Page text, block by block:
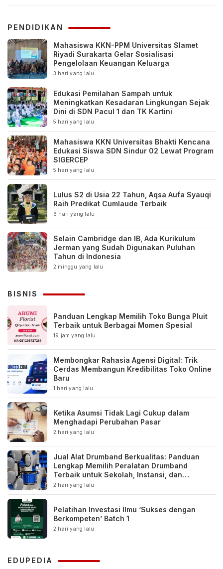
PENDIDIKAN
Mahasiswa KKN-PPM Universitas Slamet
Riyadi Surakarta Gelar Sosialisasi
Pengelolaan Keuangan Keluarga
3 hari yang lalu
Edukasi Pemilahan Sampah untuk
Meningkatkan Kesadaran Lingkungan Sejak
Dini di SDN Pacul 1 dan TK Kartini
5 hari yang lalu
Mahasiswa KKN Universitas Bhakti Kencana
Edukasi Siswa SDN Sindur 02 Lewat Program
SIGERCEP
5 hari yang lalu
Lulus S2 di Usia 22 Tahun, Aqsa Aufa Syauqi
Raih Predikat Cumlaude Terbaik
6 hari yang lalu
Selain Cambridge dan IB, Ada Kurikulum
Jerman yang Sudah Digunakan Puluhan
Tahun di Indonesia
2 minggu yang lalu
BISNIS
Panduan Lengkap Memilih Toko Bunga Pluit
Terbaik untuk Berbagai Momen Spesial
19 jam yang lalu
Membongkar Rahasia Agensi Digital: Trik
Cerdas Membangun Kredibilitas Toko Online
Baru
1 hari yang lalu
Ketika Asumsi Tidak Lagi Cukup dalam
Menghadapi Perubahan Pasar
2 hari yang lalu
Jual Alat Drumband Berkualitas: Panduan
Lengkap Memilih Peralatan Drumband
Terbaik untuk Sekolah, Instansi, dan
Komunitas
2 hari yang lalu
Pelatihan Investasi Ilmu ‘Sukses dengan
Berkompeten’ Batch 1
2 hari yang lalu
EDUPEDIA